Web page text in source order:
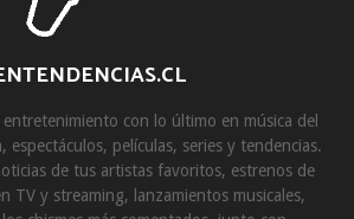
con lo último en música del
espectáculos, películas, series y tendencias.
de tus artistas favoritos, estrenos de
TV y streaming, lanzamientos musicales,